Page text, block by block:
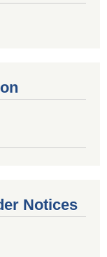
Notices